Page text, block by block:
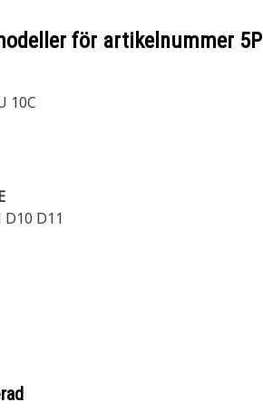
för artikelnummer
10C
D10 D11